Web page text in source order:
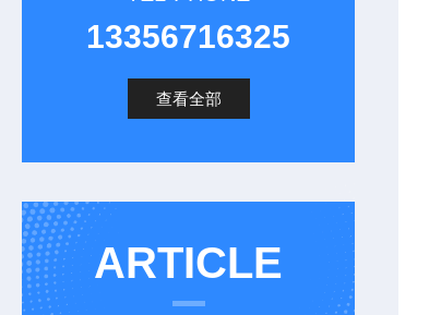
13356716325
查看全部
ARTICLE